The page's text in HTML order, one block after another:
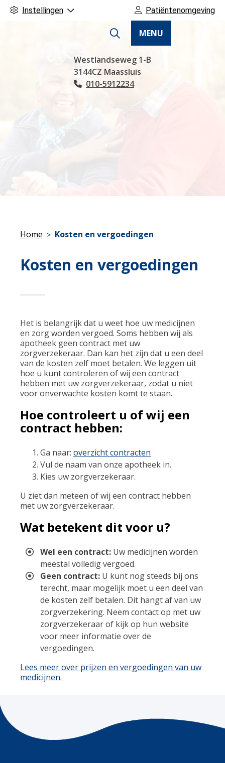
Instellingen Patiëntenomgeving
Hoofdmenu
MENU
Westlandseweg 1-B
3144CZ Maassluis
Tel:
010-5912234
Home Kosten en vergoedingen
Kosten en vergoedingen
Het is belangrijk dat u weet hoe uw medicijnen
en zorg worden vergoed. Soms hebben wij als
apotheek geen contract met uw
zorgverzekeraar. Dan kan het zijn dat u een deel
van de kosten zelf moet betalen. We leggen uit
hoe u kunt controleren of wij een contract
hebben met uw zorgverzekeraar, zodat u niet
voor onverwachte kosten komt te staan.
Hoe controleert u of wij een
contract hebben:
Ga naar: overzicht contracten
Vul de naam van onze apotheek in.
Kies uw zorgverzekeraar.
U ziet dan meteen of wij een contract hebben
met uw zorgverzekeraar.
Wat betekent dit voor u?
Wel een contract: Uw medicijnen worden
meestal volledig vergoed.
Geen contract: U kunt nog steeds bij ons
terecht, maar mogelijk moet u een deel van
de kosten zelf betalen. Dit hangt af van uw
zorgverzekering. Neem contact op met uw
zorgverzekeraar of kijk op hun website
voor meer informatie over de
vergoedingen.
Lees meer over prijzen en vergoedingen van uw
medicijnen.